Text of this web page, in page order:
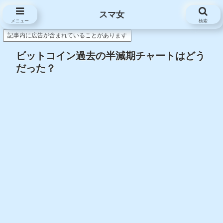
スマ女
記事内に広告が含まれていることがあります
ビットコイン過去の半減期チャートはどう
だった？
メニュー
スマ女
検索